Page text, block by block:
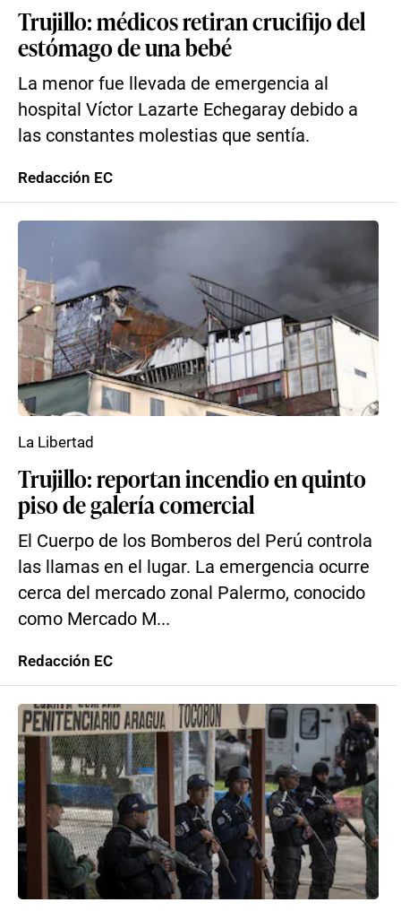
Trujillo: médicos retiran crucifijo del
estómago de una bebé
La menor fue llevada de emergencia al
hospital Víctor Lazarte Echegaray debido a
las constantes molestias que sentía.
Redacción EC
Trujillo: reportan incendio en quinto
piso de galería comercial
El Cuerpo de los Bomberos del Perú controla
las llamas en el lugar. La emergencia ocurre
cerca del mercado zonal Palermo, conocido
como Mercado M...
La Libertad
Redacción EC